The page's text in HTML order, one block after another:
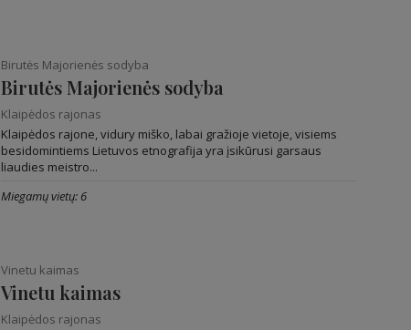
Birutės Majorienės sodyba
Birutės Majorienės sodyba
Klaipėdos rajonas
Klaipėdos rajone, vidury miško, labai gražioje vietoje, visiems
besidomintiems Lietuvos etnografija yra įsikūrusi garsaus
liaudies meistro...
Miegamų vietų: 6
Vinetu kaimas
Vinetu kaimas
Klaipėdos rajonas